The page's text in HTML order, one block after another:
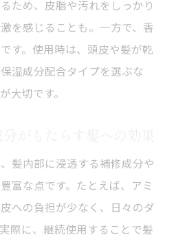
ため、皮脂や汚れをしっかり
を感じることも。一方で、香
す。使用時は、頭皮や髪が乾
湿成分配合タイプを選ぶな
大切です。
髪内部に浸透する補修成分や
富な点です。たとえば、アミ
への負担が少なく、日々のダ
際に、継続使用することで髪